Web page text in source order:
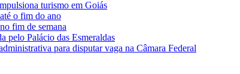
turismo em Goiás
o fim do ano
fim de semana
pelo Palácio das Esmeraldas
para disputar vaga na Câmara Federal